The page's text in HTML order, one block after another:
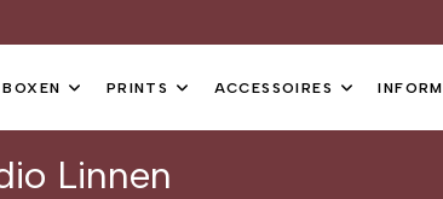
BOXEN PRINTS ACCESSOIRES
Linnen